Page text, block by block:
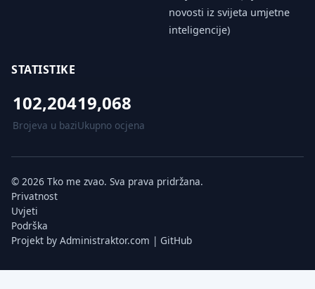
novosti iz svijeta umjetne
inteligencije)
STATISTIKE
102,204
Brojeva u bazi
19,068
Ukupno ocjena
© 2026 Tko me zvao. Sva prava pridržana.
Privatnost
Uvjeti
Podrška
Projekt by Administraktor.com | GitHub